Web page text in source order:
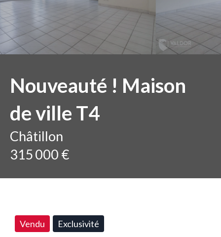
Nouveauté ! Maison
de ville T4
Châtillon
315 000 €
Vendu Exclusivité